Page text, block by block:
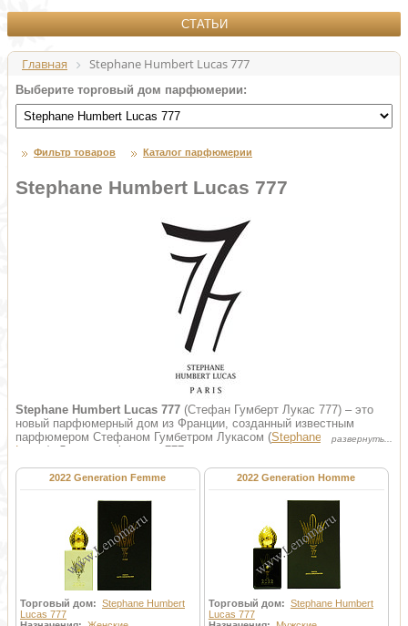
СТАТЬИ
Главная Stephane Humbert Lucas 777
Выберите торговый дом парфюмерии:
Фильтр товаров Каталог парфюмерии
Stephane Humbert Lucas 777
Stephane Humbert Lucas 777 (Стефан Гумберт Лукас 777) – это
новый парфюмерный дом из Франции, созданный известным
парфюмером Стефаном Гумбетром Лукасом (Stephane Humbert
Lucas ). Линия парфюмов «777» - это коллекции интригующих
ароматов, составленных из редких и драгоценных эссенций,
переплетающихся с увлекательной историей. Метаморфоза
чувственностью и безупречностью формул духов, сотканных из
компонентов высочайшего качества. Вечный поиск за приделами
видимости, привел автора к созданию особого символа, знамени и
герба его парфюмерного дома. В трех семерках зашифрована
удача, покровительство высших сил, духовность, находящаяся за
пределами видимости материального мира.
2022 Generation Femme
Торговый дом: Stephane Humbert
Lucas 777
2022 Generation Homme
Торговый дом: Stephane Humbert
Lucas 777